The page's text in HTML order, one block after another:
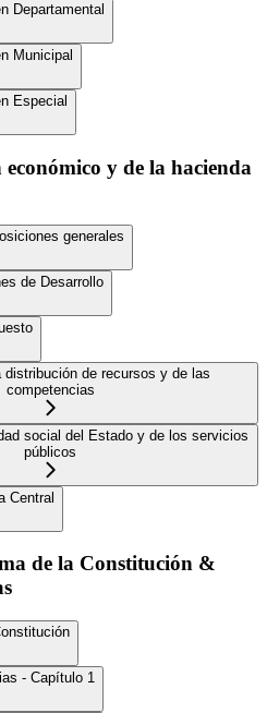
Departamental
Municipal
Especial
y de la hacienda
generales
de Desarrollo
distribución de recursos y de las
competencias
social del Estado y de los servicios
públicos
Central
de la Constitución &
- Capítulo 1